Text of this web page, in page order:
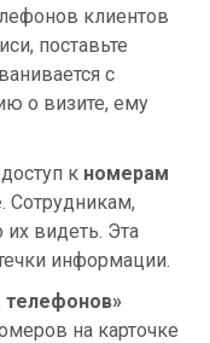
клиентов
поставьте
с
о визите, ему
к номерам
. Сотрудникам,
их видеть. Эта
информации.
на карточке